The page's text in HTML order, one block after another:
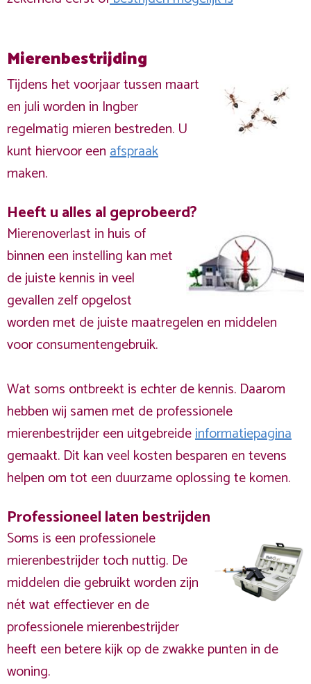
Mierenbestrijding
Tijdens het voorjaar tussen maart
en juli worden in Ingber
regelmatig mieren bestreden. U
kunt hiervoor eenafspraak
maken.
Heeft u alles al geprobeerd?
Mierenoverlast in huis of
binnen een instelling kan met
de juiste kennis in veel
gevallen zelf opgelost
worden met de juiste maatregelen en middelen
voor consumentengebruik.
Wat soms ontbreekt is echter de kennis. Daarom
hebben wij samen met de professionele
mierenbestrijder een uitgebreideinformatiepagina
gemaakt. Dit kan veel kosten besparen en tevens
helpen om tot een duurzame oplossing te komen.
Professioneel laten bestrijden
Soms is een professionele
mierenbestrijder toch nuttig. De
middelen die gebruikt worden zijn
nét wat effectiever en de
professionele mierenbestrijder
heeft een betere kijk op de zwakke punten in de
woning.